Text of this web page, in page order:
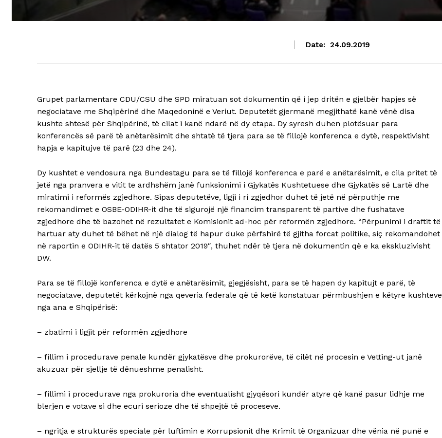
Date: 24.09.2019
Grupet parlamentare CDU/CSU dhe SPD miratuan sot dokumentin që i jep dritën e gjelbër hapjes së
negociatave me Shqipërinë dhe Maqedoninë e Veriut. Deputetët gjermanë megjithatë kanë vënë disa
kushte shtesë për Shqipërinë, të cilat i kanë ndarë në dy etapa. Dy syresh duhen plotësuar para
konferencës së parë të anëtarësimit dhe shtatë të tjera para se të fillojë konferenca e dytë, respektivisht
hapja e kapitujve të parë (23 dhe 24).
Dy kushtet e vendosura nga Bundestagu para se të fillojë konferenca e parë e anëtarësimit, e cila pritet të
jetë nga pranvera e vitit te ardhshëm janë funksionimi i Gjykatës Kushtetuese dhe Gjykatës së Lartë dhe
miratimi i reformës zgjedhore. Sipas deputetëve, ligji i ri zgjedhor duhet të jetë në përputhje me
rekomandimet e OSBE-ODIHR-it dhe të sigurojë një financim transparent të partive dhe fushatave
zgjedhore dhe të bazohet në rezultatet e Komisionit ad-hoc për reformën zgjedhore. “Përpunimi i draftit të
hartuar aty duhet të bëhet në një dialog të hapur duke përfshirë të gjitha forcat politike, siç rekomandohet
në raportin e ODIHR-it të datës 5 shtator 2019″, thuhet ndër të tjera në dokumentin që e ka ekskluzivisht
DW.
Para se të fillojë konferenca e dytë e anëtarësimit, gjegjësisht, para se të hapen dy kapitujt e parë, të
negociatave, deputetët kërkojnë nga qeveria federale që të ketë konstatuar përmbushjen e këtyre kushteve
nga ana e Shqipërisë:
– zbatimi i ligjit për reformën zgjedhore
– fillim i procedurave penale kundër gjykatësve dhe prokurorëve, të cilët në procesin e Vetting-ut janë
akuzuar për sjellje të dënueshme penalisht.
– fillimi i procedurave nga prokuroria dhe eventualisht gjyqësori kundër atyre që kanë pasur lidhje me
blerjen e votave si dhe ecuri serioze dhe të shpejtë të proceseve.
– ngritja e strukturës speciale për luftimin e Korrupsionit dhe Krimit të Organizuar dhe vënia në punë e